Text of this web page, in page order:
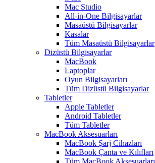
Mac Studio
All-in-One Bilgisayarlar
Masaüstü Bilgisayarlar
Kasalar
Tüm Masaüstü Bilgisayarlar
Dizüstü Bilgisayarlar
MacBook
Laptoplar
Oyun Bilgisayarları
Tüm Dizüstü Bilgisayarlar
Tabletler
Apple Tabletler
Android Tabletler
Tüm Tabletler
MacBook Aksesuarları
MacBook Şarj Cihazları
MacBook Çanta ve Kılıfları
Tüm MacBook Aksesuarları